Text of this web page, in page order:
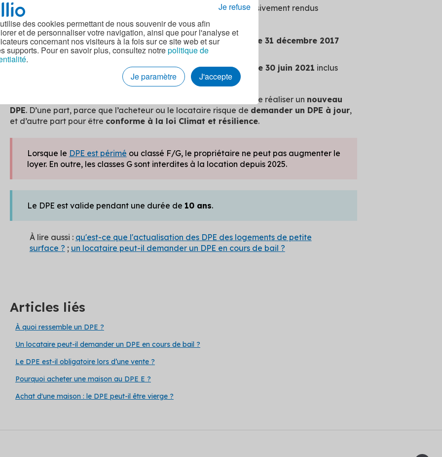
des cookies permettant de nous souvenir de vous afin
et de personnaliser votre navigation, ainsi que pour l'analyse et
concernant nos visiteurs à la fois sur ce site web et sur
supports. Pour en savoir plus, consultez notrepolitique de
.
Je paramètre
J'accepte
Je refuse
C'est pourquoi, les DPE réalisés avant cette date ont été progressivement rendus
caduques :
DPE (vierges ou non) réalisés entre le1er janvier 2013 et le 31 décembre 2017
inclus étaient valables jusqu'au 31 décembre 2022 ;
DPE (vierges ou non) réalisés entre le1 janvier 2018 et le 30 juin 2021 inclus
étaient valables jusqu'au 31 décembre 2024.
juillet 2021, il est conseillé de réaliser un nouveau
DPE. D’une part, parce que l’acheteur ou le locataire risque de demander un DPE à jour,
et d’autre part pour être conforme à la loi Climat et résilience.
Lorsque le DPE est périmé ou classé F/G, le propriétaire ne peut pas augmenter le
loyer. En outre, les classes G sont interdites à la location depuis 2025.
Le DPE est valide pendant une durée de 10 ans.
À lire aussi : qu'est-ce que l'actualisation des DPE des logements de petite
surface ? ; un locataire peut-il demander un DPE en cours de bail​ ?
Articles liés
À quoi ressemble un DPE​ ?
Un locataire peut-il demander un DPE en cours de bail​ ?
Le DPE est-il obligatoire lors d’une vente ?
Pourquoi acheter une maison au DPE E ?
Achat d'une maison : le DPE peut-il être vierge ?